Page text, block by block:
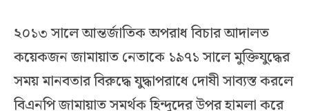
২০১৩ সালে আন্তর্জাতিক অপরাধ বিচার আদালত
কয়েকজন জামায়াত নেতাকে ১৯৭১ সালে মুক্তিযুদ্ধের
সময় মানবতার বিরুদ্ধে যুদ্ধাপরাধে দোষী সাব্যস্ত করলে
বিএনপি জামায়াত সমর্থক হিন্দুদের উপর হামলা করে